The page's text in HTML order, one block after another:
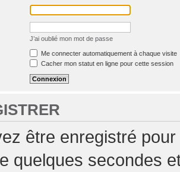
J’ai oublié mon mot de passe
Me connecter automatiquement à chaque visite
Cacher mon statut en ligne pour cette session
être enregistré
quelques secondes